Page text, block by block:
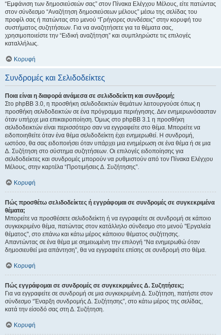
“Εμφάνιση των δημοσιεύσεών σας” στον Πίνακα Ελέγχου Μέλους, είτε πατώντας
στον σύνδεσμο “Αναζήτηση δημοσιεύσεων μέλους” μέσω της σελίδας του
προφίλ σας ή πατώντας στο μενού “Γρήγορες συνδέσεις” στην κορυφή του
συστήματος συζητήσεων. Για να αναζητήσετε για τα θέματα σας,
χρησιμοποιείστε την “Ειδική αναζήτηση” και συμπληρώστε τις επιλογές
καταλλήλως.
Κορυφή
Συνδρομές και Σελιδοδείκτες
Ποια είναι η διαφορά ανάμεσα σε σελιδοδείκτη και συνδρομή;
Στο phpBB 3.0, η προσθήκη σελιδοδεικτών θεμάτων λειτουργούσε όπως η
προσθήκη σελιδοδεικτών σε ένα πρόγραμμα περιήγησης. Δεν ενημερωνόσασταν
όταν υπήρχε μια επικαιροποίηση. Όμως στο phpBB 3.1 η προσθήκη
σελιδοδεικτών είναι περισσότερο σαν να εγγραφείτε στο θέμα. Μπορείτε να
ειδοποιηθείτε όταν ένα θέμα σελιδοδείκτη έχει ενημερωθεί. Η συνδρομή,
ωστόσο, θα σας ειδοποιήσει όταν υπάρχει μια ενημέρωση σε ένα θέμα ή σε μια
Δ. Συζήτηση στο σύστημα συζητήσεων. Οι επιλογές ειδοποίησης για
σελιδοδείκτες και συνδρομές μπορούν να ρυθμιστούν από τον Πίνακα Ελέγχου
Μέλους, στην καρτέλα “Προτιμήσεις Δ. Συζήτησης”.
Κορυφή
Πώς προσθέτω σελιδοδείκτες ή εγγράφομαι σε συνδρομές σε συγκεκριμένα
θέματα;
Μπορείτε να προσθέσετε σελιδοδείκτη ή να εγγραφείτε σε συνδρομή σε κάποιο
συγκεκριμένο θέμα, πατώντας στον κατάλληλο σύνδεσμο στο μενού "Εργαλεία
θέματος", στο επάνω και κάτω μέρος κάποιου θέματος συζήτησης.
Απαντώντας σε ένα θέμα με σημειωμένη την επιλογή “Να ενημερωθώ όταν
δημοσιευθεί μια απάντηση”, θα να εγγραφείτε επίσης σε συνδρομή στο θέμα.
Κορυφή
Πώς εγγράφομαι σε συνδρομές σε συγκεκριμένες Δ. Συζητήσεις;
Για να εγγραφείτε σε συνδρομή σε μια συγκεκριμένη Δ. Συζήτηση, πατήστε στον
σύνδεσμο “Έναρξη συνδρομής Δ. Συζήτησης”, στο κάτω μέρος της σελίδας,
κατά την είσοδό σας στη Δ. Συζήτηση.
Κορυφή